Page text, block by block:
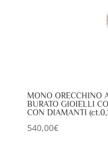
MONO ORECCHINO
BURATO GIOIELLI
CON DIAMANTI
540,00€